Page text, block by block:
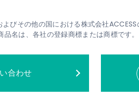
びその他の国における株式会社ACCESS
名は、各社の登録商標または商標です。
合わせ